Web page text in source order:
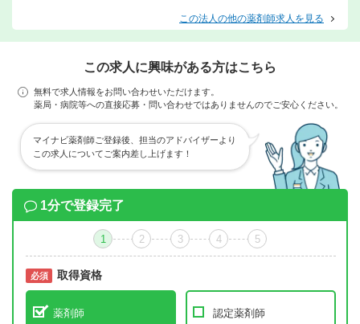
この法人の他の薬剤師求人を見る
この求人に興味がある方はこちら
無料で求人情報をお問い合わせいただけます。
薬局・病院等への直接応募・問い合わせではありませんのでご安心ください。
マイナビ薬剤師ご登録後、担当のアドバイザーより
この求人についてご案内差し上げます！
1分で登録完了
1 2 3 4 5
必須 取得資格
薬剤師 認定薬剤師